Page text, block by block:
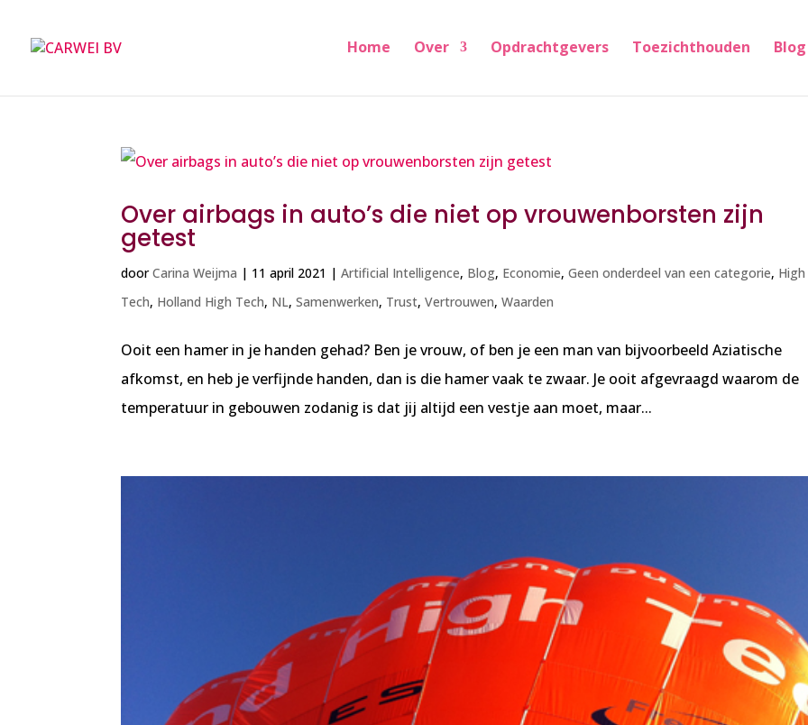
Home Over Opdrachtgevers Toezichthouden Blog
Over airbags in auto’s die niet op vrouwenborsten zijn
getest
doorCarina Weijma | 11 april 2021 |Artificial Intelligence, Blog, Economie,Geen onderdeel van een categorie, High
Tech, Holland High Tech, NL,Samenwerken, Trust,Vertrouwen,Waarden
Ooit een hamer in je handen gehad? Ben je vrouw, of ben je een man van bijvoorbeeld Aziatische
afkomst, en heb je verfijnde handen, dan is die hamer vaak te zwaar. Je ooit afgevraagd waarom de
temperatuur in gebouwen zodanig is dat jij altijd een vestje aan moet, maar...